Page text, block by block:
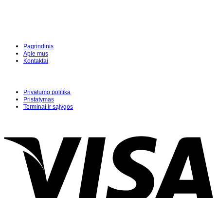
Pagrindinis
Apie mus
Kontaktai
Privatumo politika
Pristatymas
Terminai ir sąlygos